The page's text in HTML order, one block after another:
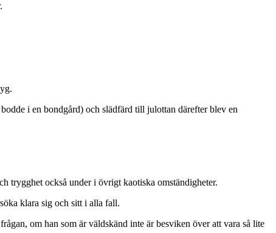
i en bondgård) och slädfärd till julottan därefter blev en
trygghet också under i övrigt kaotiska omständigheter.
klara sig och sitt i alla fall.
om han som är väldskänd inte är besviken över att vara så lite